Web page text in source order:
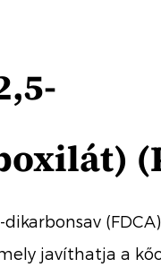
javíthatja a